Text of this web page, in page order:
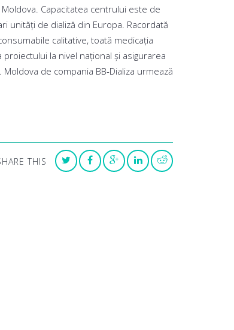
Capacitatea centrului este de
unităţi de dializă din Europa. Racordată
calitative, toată medicaţia
la nivel naţional şi asigurarea
de compania BB-Dializa urmează
THIS